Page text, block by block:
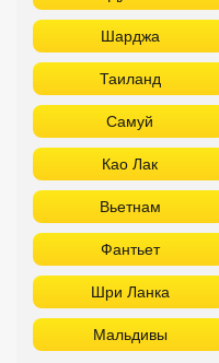
Шарджа
Таиланд
Самуй
Као Лак
Вьетнам
Фантьет
Шри Ланка
Мальдивы